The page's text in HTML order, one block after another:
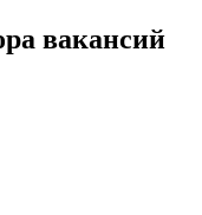
вакансий